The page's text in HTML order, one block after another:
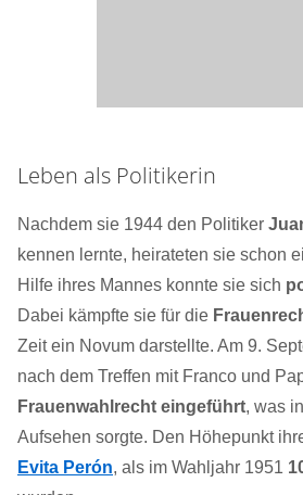
Leben als Politikerin
Nachdem sie 1944 den Politiker
kennen lernte, heirateten sie schon
Hilfe ihres Mannes konnte sie sich
Dabei kämpfte sie für die
Zeit ein Novum darstellte. Am 9.
nach dem Treffen mit Franco und
Frauenwahlrecht eingeführt, was
Aufsehen sorgte. Den Höhepunkt
Evita Perón, als im Wahljahr 1951